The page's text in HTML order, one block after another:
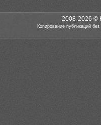
2008-2026 ©
Копирование публикаций